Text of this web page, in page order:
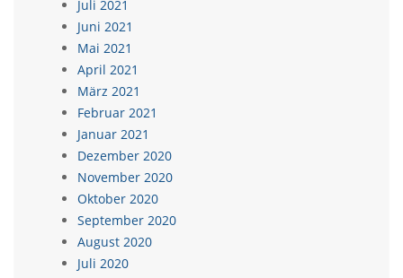
Juli 2021
Juni 2021
Mai 2021
April 2021
März 2021
Februar 2021
Januar 2021
Dezember 2020
November 2020
Oktober 2020
September 2020
August 2020
Juli 2020